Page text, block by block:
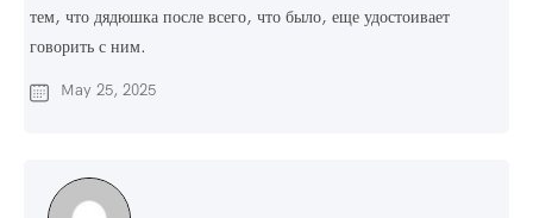
тем, что дядюшка после всего, что было, еще удостоивает
говорить с ним.
May 25, 2025